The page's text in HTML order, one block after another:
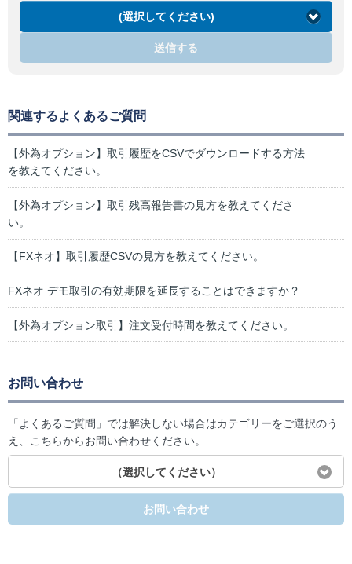
(選択してください)
送信する
関連するよくあるご質問
【外為オプション】取引履歴をCSVでダウンロードする方法
を教えてください。
【外為オプション】取引残高報告書の見方を教えてくださ
い。
【FXネオ】取引履歴CSVの見方を教えてください。
FXネオ デモ取引の有効期限を延長することはできますか？
【外為オプション取引】注文受付時間を教えてください。
お問い合わせ
「よくあるご質問」では解決しない場合はカテゴリーをご選択のう
え、こちらからお問い合わせください。
（選択してください）
お問い合わせ